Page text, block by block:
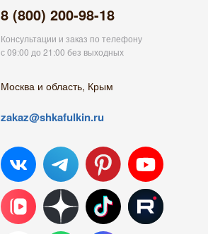
8 (800) 200-98-18
Консультации и заказ по телефону
с 09:00 до 21:00 без выходных
Москва и область, Крым
zakaz@shkafulkin.ru